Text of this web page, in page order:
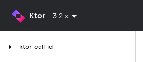
Ktor 3.2.x
ktor-call-id